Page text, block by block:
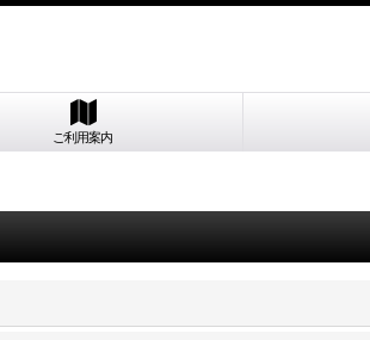
ご利用案内